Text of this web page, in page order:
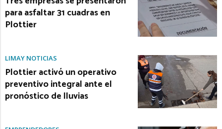
para asfaltar 31 cuadras en
Plottier
LIMAY NOTICIAS
Plottier activó un operativo
preventivo integral ante el
pronóstico de lluvias